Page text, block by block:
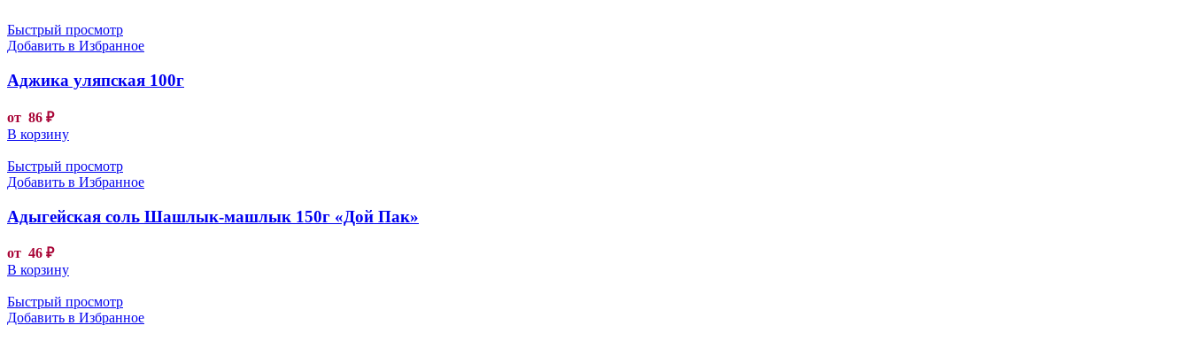
Быстрый просмотр
Добавить в Избранное
Аджика уляпская 100г
от 86 ₽
В корзину
Быстрый просмотр
Добавить в Избранное
Адыгейская соль Шашлык-машлык 150г «Дой Пак»
от 46 ₽
В корзину
Быстрый просмотр
Добавить в Избранное